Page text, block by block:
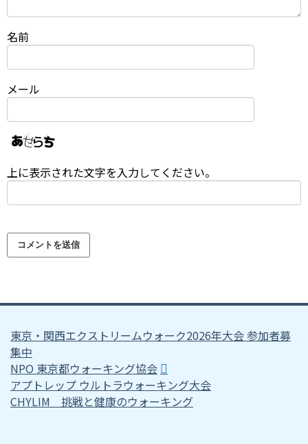
名前
メール
上に表示された文字を入力してください。
東京・関西エクストリームウォーク2026年大会 参加者募
集中
NPO 東京都ウォーキング協会
アプトレップ ウルトラウォーキング大会
CHYLIM 挑戦と健康のウォーキング